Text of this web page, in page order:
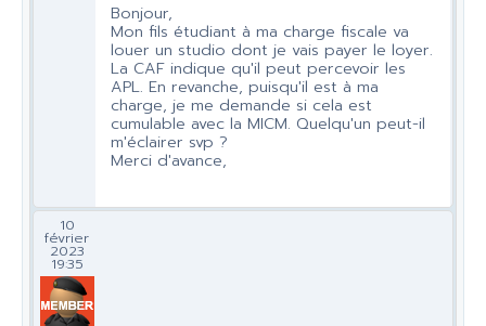
Bonjour,
Mon fils étudiant à ma charge fiscale va
louer un studio dont je vais payer le loyer.
La CAF indique qu'il peut percevoir les
APL. En revanche, puisqu'il est à ma
charge, je me demande si cela est
cumulable avec la MICM. Quelqu'un peut-il
m'éclairer svp ?
Merci d'avance,
10
février
2023
19:35